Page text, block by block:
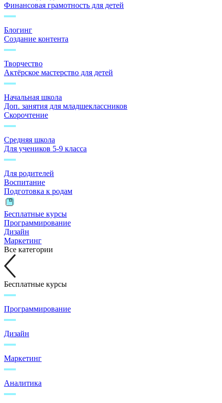
Финансовая грамотность для детей
Блогинг
Создание контента
Творчество
Актёрское мастерство для детей
Начальная школа
Доп. занятия для младшеклассников
Скорочтение
Средняя школа
Для учеников 5-9 класса
Для родителей
Воспитание
Подготовка к родам
Бесплатные курсы
Программирование
Дизайн
Маркетинг
Все категории
Бесплатные курсы
Программирование
Дизайн
Маркетинг
Аналитика